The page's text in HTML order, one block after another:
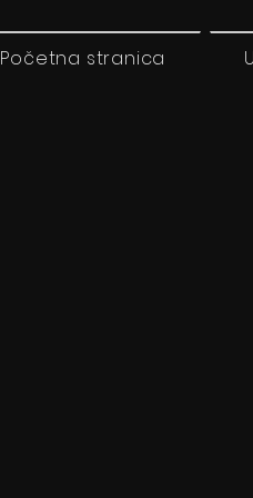
Početna stranica